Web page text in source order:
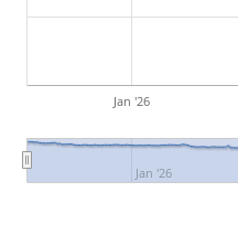
Jan '26
Jan '26